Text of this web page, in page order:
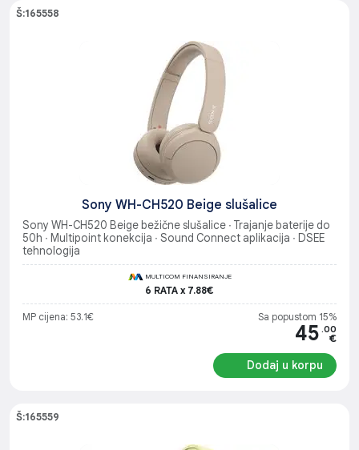
Š:165558
Sony WH-CH520 Beige slušalice
Sony WH-CH520 Beige bežične slušalice ∙ Trajanje baterije do
50h ∙ Multipoint konekcija ∙ Sound Connect aplikacija ∙ DSEE
tehnologija
MULTICOM FINANSIRANJE
6 RATA x 7.88€
MP cijena: 53.1€ Sa popustom 15%
45 .00
€
Dodaj u korpu
Š:165559